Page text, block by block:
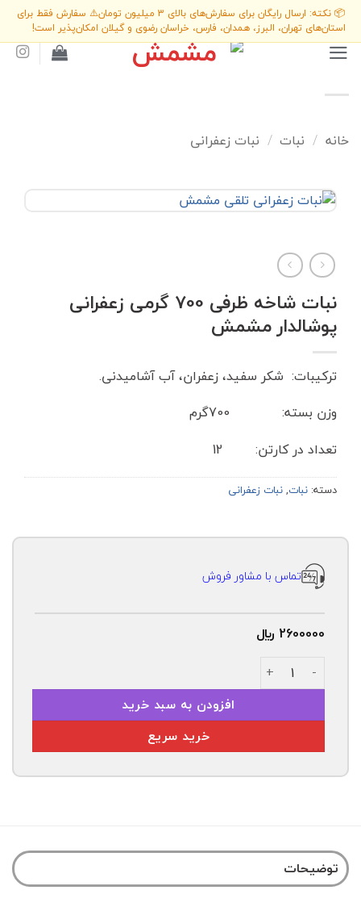
📦 نکته: ارسال رایگان برای سفارش‌های بالای 3 میلیون تومان
⚠️ سفارش فقط برای
استان‌های تهران، البرز، همدان، فارس، خراسان رضوی و گیلان امکان‌پذیر است!
Skip
content
خانه / نبات / نبات زعفرانی
نبات شاخه ظرفی 700 گرمی زعفرانی
پوشالدار مشمش
ترکیبات: شکر سفید، زعفران، آب آشامیدنی.
وزن بسته: 700گرم
تعداد در کارتن: 12
دسته: نبات,نبات زعفرانی
تماس با مشاور فروش
2600000 ﷼
نبات شاخه ظرفی 700 گرمی زعفرانی پوشالدار مشمش عدد
افزودن به سبد خرید
خرید سریع
توضیحات